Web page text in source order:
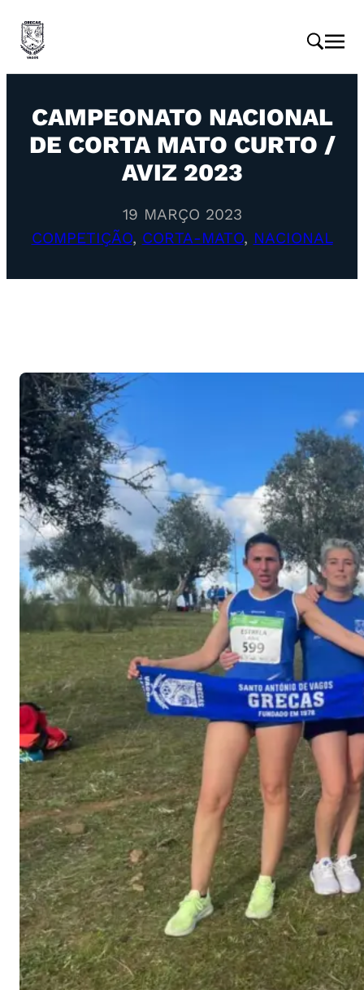
CAMPEONATO NACIONAL
DE CORTA MATO CURTO /
AVIZ 2023
19 MARÇO 2023
COMPETIÇÃO, CORTA-MATO, NACIONAL